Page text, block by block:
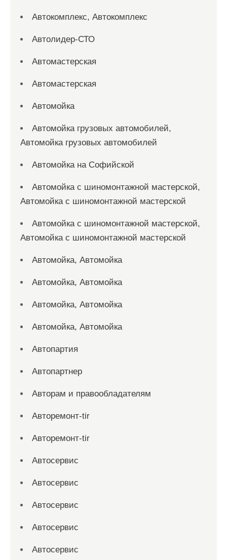
Автокомплекс, Автокомплекс
Автолидер-СТО
Автомастерская
Автомастерская
Автомойка
Автомойка грузовых автомобилей,
Автомойка грузовых автомобилей
Автомойка на Софийской
Автомойка с шиномонтажной мастерской,
Автомойка с шиномонтажной мастерской
Автомойка с шиномонтажной мастерской,
Автомойка с шиномонтажной мастерской
Автомойка, Автомойка
Автомойка, Автомойка
Автомойка, Автомойка
Автомойка, Автомойка
Автопартия
Автопартнер
Авторам и правообладателям
Авторемонт-tir
Авторемонт-tir
Автосервис
Автосервис
Автосервис
Автосервис
Автосервис